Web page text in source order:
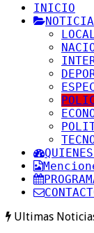
INICIO
Ultimas